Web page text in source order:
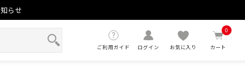
らせ
ご利用ガイド ログイン お気に入り カート
0